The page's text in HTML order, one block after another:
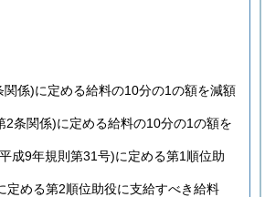
関係)に定める給料の10分の1の額を減額
2条関係)に定める給料の10分の1の額を
成9年規則第31号)に定める第1順位助
める第2順位助役に支給すべき給料